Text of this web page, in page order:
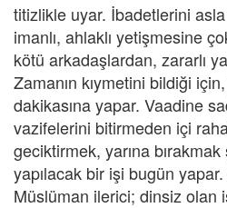
titizlikle uyar. İbadetlerini asla
imanlı, ahlaklı yetişmesine
kötü arkadaşlardan, zararlı
Zamanın kıymetini bildiği
dakikasına yapar. Vaadine
vazifelerini bitirmeden içi
geciktirmek, yarına
yapılacak bir işi bugün
Müslüman ilerici; dinsiz olan